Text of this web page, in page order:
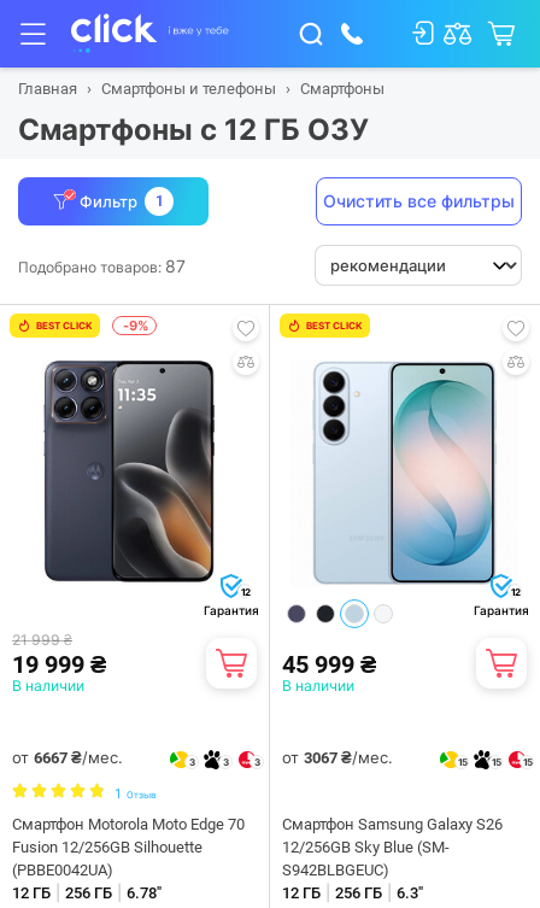
Главная Смартфоны и телефоны Смартфоны
Смартфоны с 12 ГБ ОЗУ
Фильтр 1 Очистить все фильтры
Подобрано товаров: 87
BEST CLICK -9%
12
Гарантия
21 999 ₴
19 999 ₴
В наличии
от 6667 ₴/мес. 3 3 3
1 Отзыв
Смартфон Motorola Moto Edge 70
Fusion 12/256GB Silhouette
(PBBE0042UA)
12 ГБ
256 ГБ 6.78"
BEST CLICK
12
Гарантия
45 999 ₴
В наличии
от 3067 ₴/мес. 15 15 15
Смартфон Samsung Galaxy S26
12/256GB Sky Blue (SM-
S942BLBGEUC)
12 ГБ
256 ГБ 6.3"